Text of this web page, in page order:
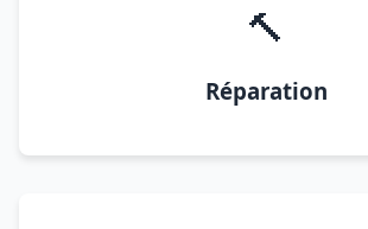
🔨
Réparation